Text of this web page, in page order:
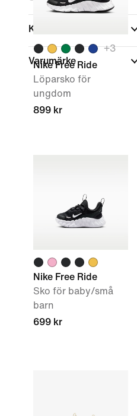
Kollektioner
Varumärke
+3
Nike Free Ride
Löparsko för
ungdom
899 kr
Nike Free Ride
Sko för baby/små
barn
699 kr